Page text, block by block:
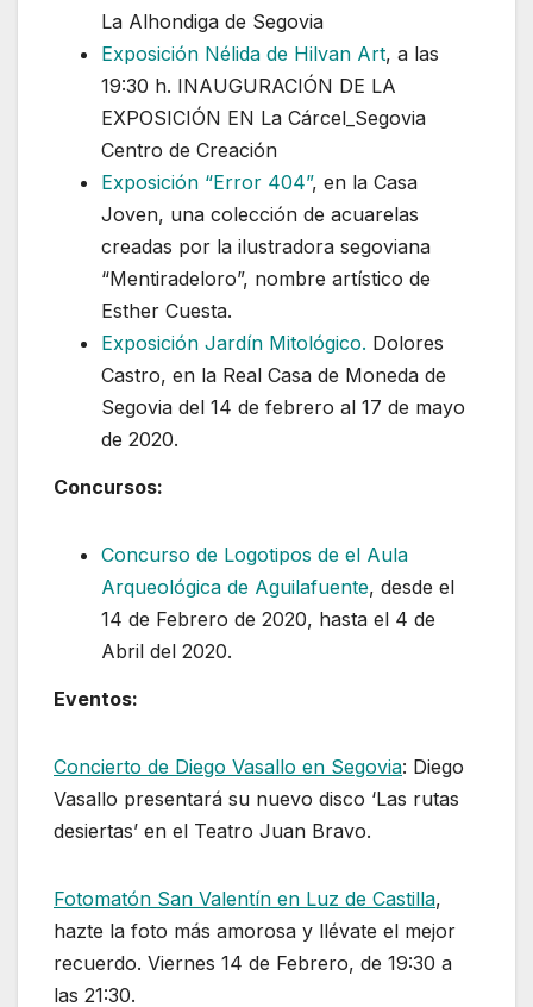
La Alhondiga de Segovia
Exposición Nélida de Hilvan Art, a las
19:30 h. INAUGURACIÓN DE LA
EXPOSICIÓN EN La Cárcel_Segovia
Centro de Creación
Exposición “Error 404”, en la Casa
Joven, una colección de acuarelas
creadas por la ilustradora segoviana
“Mentiradeloro”, nombre artístico de
Esther Cuesta.
Exposición Jardín Mitológico. Dolores
Castro, en la Real Casa de Moneda de
Segovia del 14 de febrero al 17 de mayo
de 2020.
Concursos:
Concurso de Logotipos de el Aula
Arqueológica de Aguilafuente, desde el
14 de Febrero de 2020, hasta el 4 de
Abril del 2020.
Eventos:
Concierto de Diego Vasallo en Segovia: Diego
Vasallo presentará su nuevo disco ‘Las rutas
desiertas’ en el Teatro Juan Bravo.
Fotomatón San Valentín en Luz de Castilla,
hazte la foto más amorosa y llévate el mejor
recuerdo. Viernes 14 de Febrero, de 19:30 a
las 21:30.